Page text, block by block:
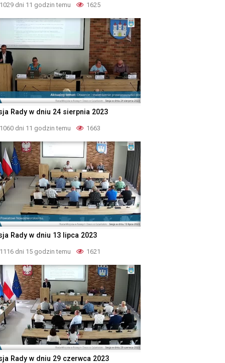
1029 dni 11 godzin temu 1625
Rady w dniu 24 sierpnia 2023
1060 dni 11 godzin temu 1663
Rady w dniu 13 lipca 2023
1116 dni 15 godzin temu 1621
Rady w dniu 29 czerwca 2023